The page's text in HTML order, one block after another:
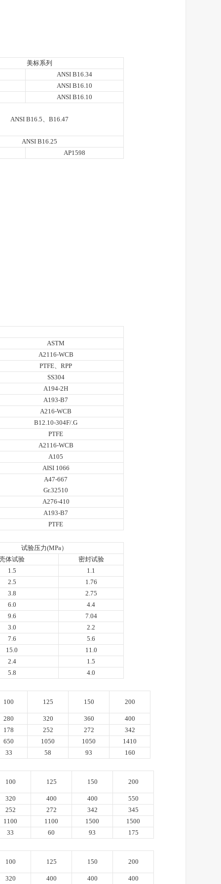
美标系列
ANSI B16.34
ANSI B16.10
ANSI B16.10
ANSI B16.5、B16.47
ANSI B16.25
AP1598
ASTM
A2116-WCB
PTFE、RPP
SS304
A194-2H
A193-B7
A216-WCB
B12.10-304F/.G
PTFE
A2116-WCB
A105
AISI 1066
A47-667
Gr.32510
A276-410
A193-B7
PTFE
试验压力(MPa）
体试验
密封试验
1.5
1.1
2.5
1.76
3.8
2.75
6.0
4.4
9.6
7.04
3.0
2.2
7.6
5.6
15.0
11.0
2.4
1.5
5.8
4.0
100 125 150 200
280 320 360
400
178
252 272
342
650
1050 1050
1410
33
58 93 160
100 125 150 200
320 400 400
550
252
272 342
345
1100
1100 1500
1500
33
60 93 175
100 125 150 200
320 400 400 400